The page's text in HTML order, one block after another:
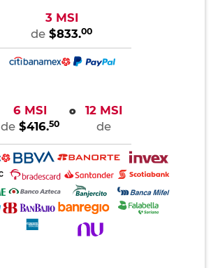
3 MSI
de $833.00
6 MSI
de $416.50
o
12 MSI
de